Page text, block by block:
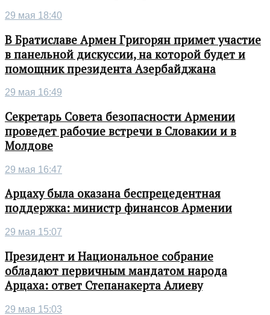
29 мая 18:40
В Братиславе Армен Григорян примет участие
в панельной дискуссии, на которой будет и
помощник президента Азербайджана
29 мая 16:49
Секретарь Совета безопасности Армении
проведет рабочие встречи в Словакии и в
Молдове
29 мая 16:47
Арцаху была оказана беспрецедентная
поддержка: министр финансов Армении
29 мая 15:07
Президент и Национальное собрание
обладают первичным мандатом народа
Арцаха: ответ Степанакерта Алиеву
29 мая 15:03